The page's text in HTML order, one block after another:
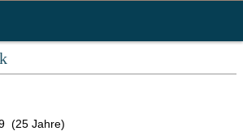
(25 Jahre)